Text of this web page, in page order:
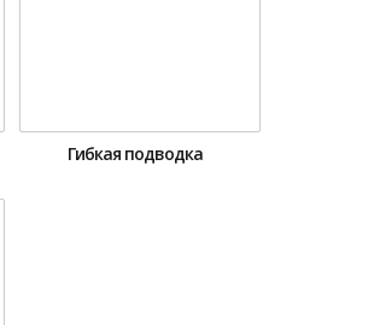
Гибкая подводка